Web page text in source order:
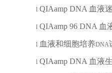
l QIAamp DNA 血液
l QIAamp 96 DNA 血
l 血液和细胞培养DNA
l QIAamp DNA 血液